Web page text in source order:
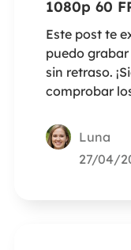
1080p 60
Este post te
puedo grabar
sin retraso.
comprobar
Luna
27/04/